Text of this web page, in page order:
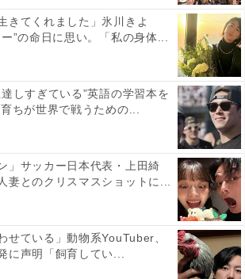
きてくれました」氷川きよ
ー”の命日に思い。「私の身体...
しすぎている”英語の学習本を
ちが世界で戦うための...
」サッカー日本代表・上田綺
妻とのクリスマスショットに...
せている」動物系YouTuber、
に声明「飼育してい...